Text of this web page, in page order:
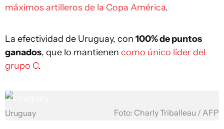
máximos artilleros de la Copa América.
La efectividad de Uruguay, con 100% de puntos
ganados, que lo mantienen como único líder del
grupo C.
Uruguay Foto: Charly Triballeau / AFP